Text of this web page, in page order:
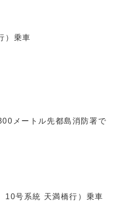
）乗車
メートル先都島消防署で
10号系統 天満橋行）乗車